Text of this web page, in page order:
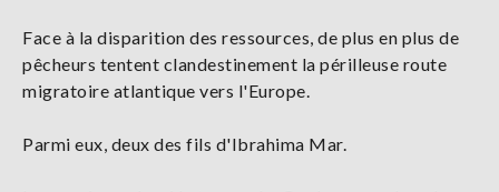
Face à la disparition des ressources, de plus en plus de
pêcheurs tentent clandestinement la périlleuse route
migratoire atlantique vers l'Europe.
Parmi eux, deux des fils d'Ibrahima Mar.